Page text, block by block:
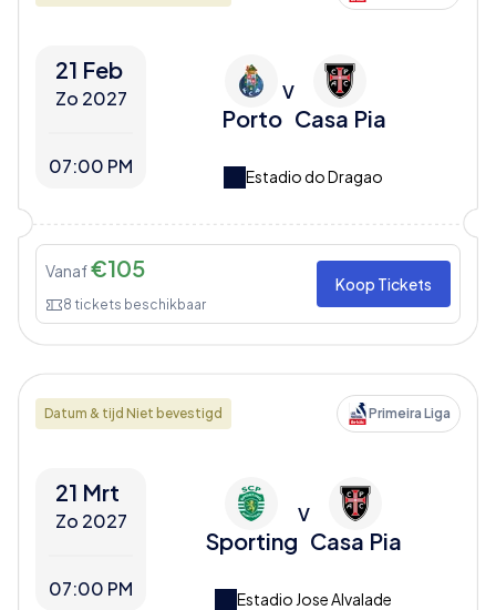
21 Feb
Zo 2027
07:00 PM
Porto
V
Casa Pia
Estadio do Dragao
Vanaf€105
8 tickets beschikbaar
Koop Tickets
Datum & tijd Niet bevestigd Primeira Liga
21 Mrt
Zo 2027
07:00 PM
Sporting
V
Casa Pia
Estadio Jose Alvalade